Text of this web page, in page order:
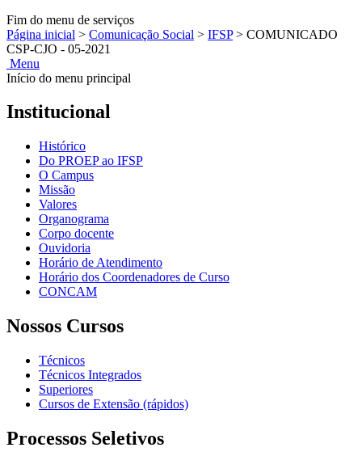
Fim do menu de serviços
Página inicial > Comunicação Social > IFSP > COMUNICADO
CSP-CJO - 05-2021
Menu
Início do menu principal
Institucional
Histórico
Do PROEP ao IFSP
O Campus
Missão
Valores
Organograma
Corpo docente
Ouvidoria
Horário de Atendimento
Horário dos Coordenadores de Curso
CONCAM
Nossos Cursos
Técnicos
Técnicos Integrados
Superiores
Cursos de Extensão (rápidos)
Processos Seletivos